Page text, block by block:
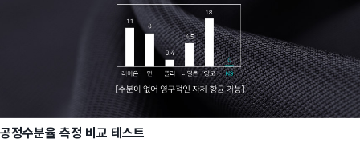
공정수분율 측정 비교 테스트